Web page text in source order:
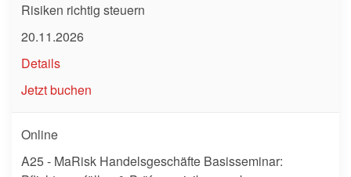
Risiken richtig steuern
20.11.2026
Details
Jetzt buchen
Online
A25 - MaRisk Handelsgeschäfte Basisseminar: